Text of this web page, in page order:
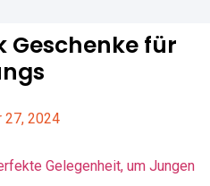
Geschenke für
27, 2024
Gelegenheit, um Jungen